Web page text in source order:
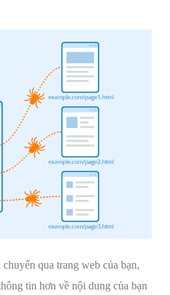
qua trang web của bạn,
tin hơn về nội dung của bạn